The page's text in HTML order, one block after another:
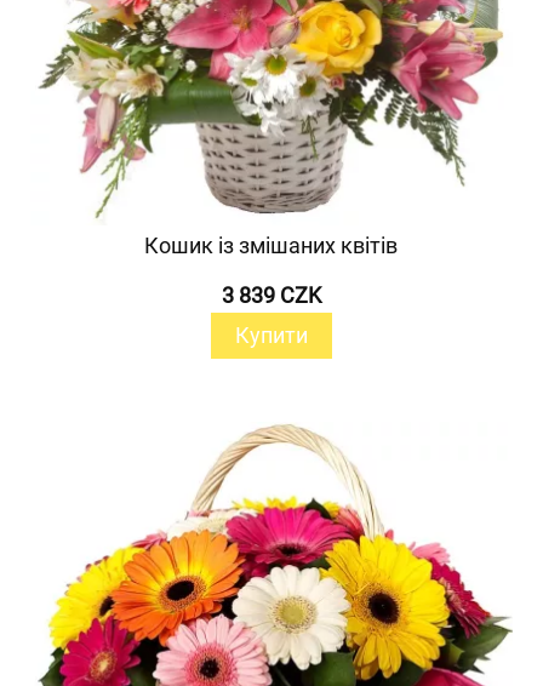
Кошик із змішаних квітів
3 839 CZK
Купити